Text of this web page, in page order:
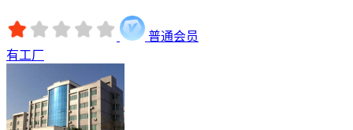
普通会员
有工厂